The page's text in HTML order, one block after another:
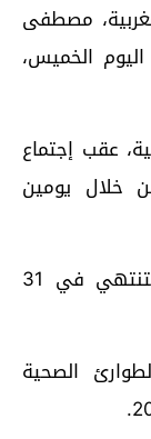
مصطفى
الخميس،
عقب إجتماع
خلال يومين
جدير بالذكر، أن الرحلات الإستثنائية ستنتهي في 31
الصحية